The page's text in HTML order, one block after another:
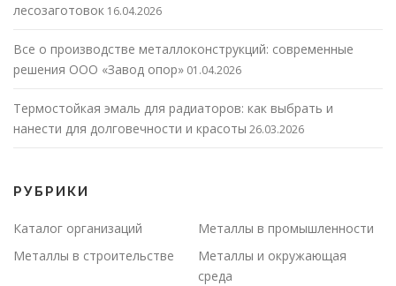
лесозаготовок 16.04.2026
Все о производстве металлоконструкций: современные
решения ООО «Завод опор» 01.04.2026
Термостойкая эмаль для радиаторов: как выбрать и
нанести для долговечности и красоты 26.03.2026
РУБРИКИ
Каталог организаций
Металлы в промышленности
Металлы в строительстве
Металлы и окружающая
среда